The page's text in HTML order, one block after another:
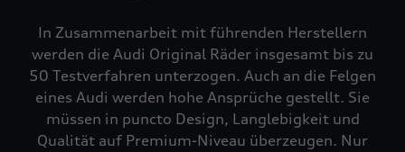
In Zusammenarbeit mit führenden Herstellern
werden die Audi Original Räder insgesamt bis zu
50 Testverfahren unterzogen. Auch an die Felgen
eines Audi werden hohe Ansprüche gestellt. Sie
müssen in puncto Design, Langlebigkeit und
Qualität auf Premium-Niveau überzeugen. Nur